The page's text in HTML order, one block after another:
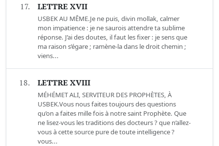
17. LETTRE XVII
USBEK AU MÊME.Je ne puis, divin mollak, calmer
mon impatience : je ne saurois attendre ta sublime
réponse. J’ai des doutes, il faut les fixer : je sens que
ma raison s’égare ; ramène-la dans le droit chemin ;
viens...
18. LETTRE XVIII
MÉHÉMET ALI, SERVITEUR DES PROPHÈTES, À
USBEK.Vous nous faites toujours des questions
qu’on a faites mille fois à notre saint Prophète. Que
ne lisez-vous les traditions des docteurs ? que n’allez-
vous à cette source pure de toute intelligence ?
vous...